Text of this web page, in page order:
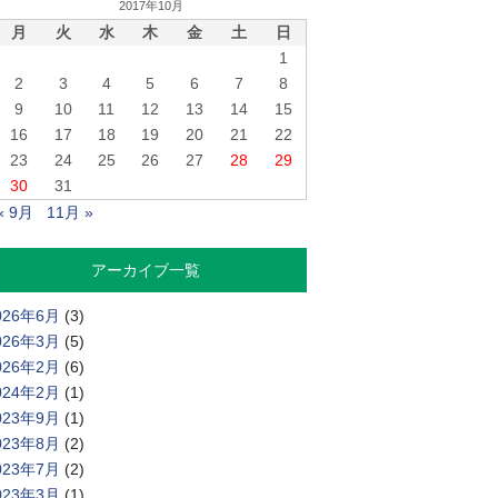
2017年10月
月 火 水 木 金 土
日
1
2
3 4 5 6 7
8
9
10 11 12 13 14
15
16
17 18 19 20 21
22
23
24 25 26 27 28
29
30
31
9月
11月 »
アーカイブ一覧
年6月 (3)
年3月 (5)
年2月 (6)
年2月 (1)
年9月 (1)
年8月 (2)
年7月 (2)
年3月 (1)